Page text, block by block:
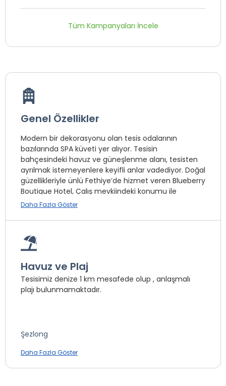
Tüm Kampanyaları İncele
Genel Özellikler
Modern bir dekorasyonu olan tesis odalarının
bazılarında SPA küveti yer alıyor. Tesisin
bahçesindeki havuz ve güneşlenme alanı, tesisten
ayrılmak istemeyenlere keyifli anlar vadediyor. Doğal
güzellikleriyle ünlü Fethiye’de hizmet veren Blueberry
Boutique Hotel, Çalış mevkiindeki konumu ile
misafirlerine keyifli bir tatil yaşama olanağı tanıyor.
Çamaşırhane *
Mini Bar *
Oda Servisi
Telefon *
Jakuzi *
İnternet
Sauna
Daha Fazla Göster
Havuz ve Plaj
Tesisimiz denize 1 km mesafede olup , anlaşmalı
plajı bulunmamaktadır.
Şezlong
Minder
Daha Fazla Göster